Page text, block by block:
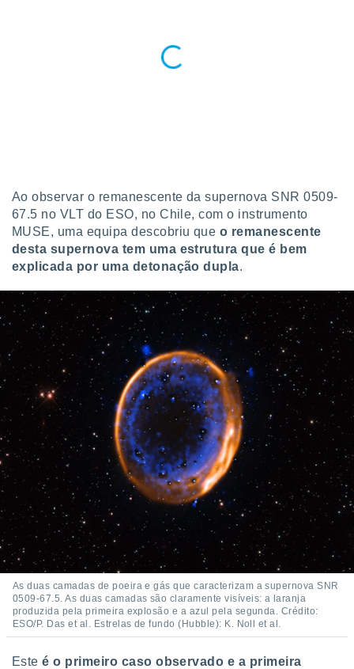
Ao observar o remanescente da supernova SNR 0509-
67.5 no VLT do ESO, no Chile, com o instrumento
MUSE, uma equipa descobriu que o remanescente
desta supernova tem uma estrutura que é bem
explicada por uma detonação dupla.
As duas camadas de poeira e gás que caracterizam a supernova SNR
0509-67.5. As duas camadas são claramente visíveis: a laranja
produzida pela primeira explosão e a azul pela segunda. Crédito:
ESO/P. Das et al. Estrelas de fundo (Hubble): K. Noll et al.
Esteé o primeiro caso observado e a primeira